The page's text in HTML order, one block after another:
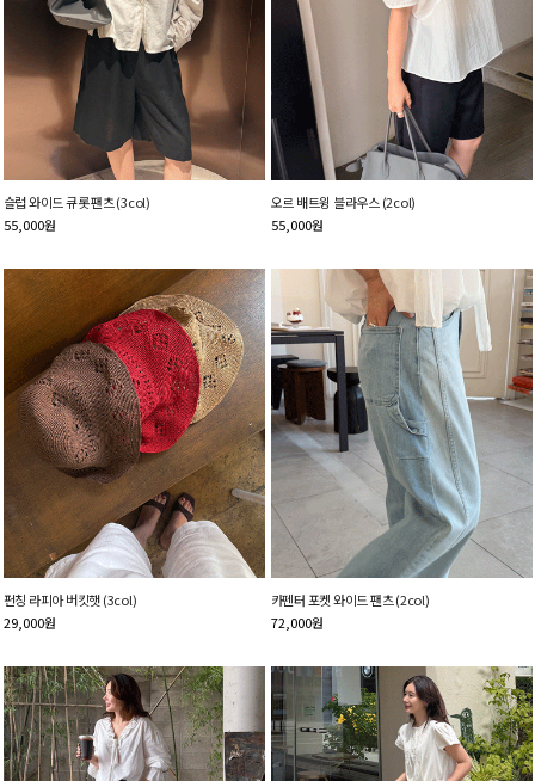
슬럽 와이드 큐롯 팬츠 (3col)
55,000원
오르 배트윙 블라우스 (2col)
55,000원
펀칭 라피아 버킷햇 (3col)
29,000원
카펜터 포켓 와이드 팬츠 (2col)
72,000원